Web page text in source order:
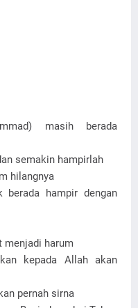
masih berada
semakin hampirlah
hilangnya
berada hampir dengan
menjadi harum
kepada Allah akan
pernah sirna